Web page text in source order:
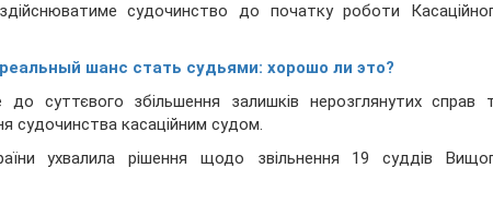
судочинство до початку роботи
шанс стать судьями: хорошо ли это?
суттєвого збільшення залишків нерозглянутих справ
судочинства касаційним судом.
ухвалила рішення щодо звільнення 19 суддів